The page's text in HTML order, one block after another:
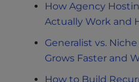
How Agency
Actually Work and
Generalist vs.
Grows Faster and
How to Build